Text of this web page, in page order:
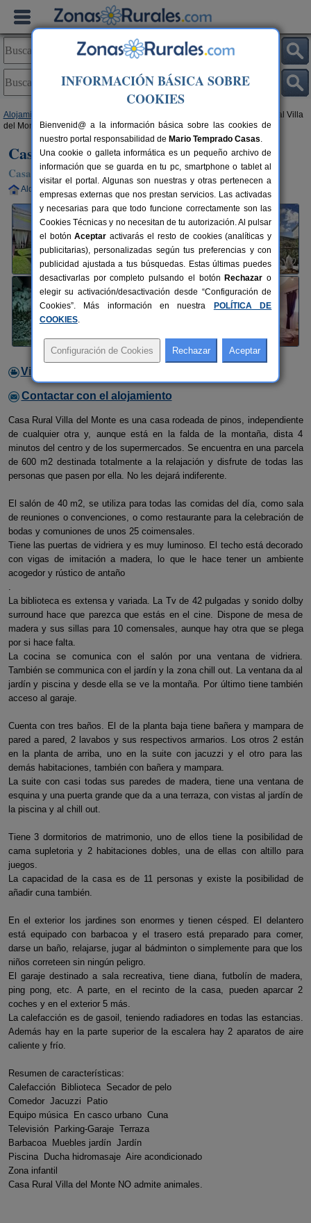
Alojamientos
> Casa Rural Villa
del Monte
Casa Rural Villa del Monte
Casa Rural en Navahermosa (Toledo)
Alquiler completo 47 km de Toledo
Video
Contactar con el alojamiento
Casa Rural Villa del Monte es una casa rodeada de pinos, independiente
de cualquier otra y, aunque está en la falda de la montaña, dista 4
minutos del centro y de los supermercados. Se encuentra en una parcela
de 600 m2 destinada totalmente a la relajación y disfrute de todas las
personas que pasen por ella. No les dejará indiferente.
El salón de 40 m2, se utiliza para todas las comidas del día, como sala
de reuniones o convenciones, o como restaurante para la celebración de
bodas y comuniones de unos 25 coimensales.
Tiene las puertas de vidriera y es muy luminoso. El techo está decorado
con vigas de imitación a madera, lo que le hace tener un ambiente
acogedor y rústico de antaño
.
La biblioteca es extensa y variada. La Tv de 42 pulgadas y sonido dolby
surround hace que parezca que estás en el cine. Dispone de mesa de
madera y sus sillas para 10 comensales, aunque hay otra que se plega
por si hace falta.
La cocina se comunica con el salón por una ventana de vidriera.
También se communica con el jardín y la zona chill out. La ventana da al
jardín y piscina y desde ella se ve la montaña. Por último tiene también
acceso al garaje.
Cuenta con tres baños. El de la planta baja tiene bañera y mampara de
pared a pared, 2 lavabos y sus respectivos armarios. Los otros 2 están
en la planta de arriba, uno en la suite con jacuzzi y el otro para las
demás habitaciones, también con bañera y mampara.
La suite con casi todas sus paredes de madera, tiene una ventana de
esquina y una puerta grande que da a una terraza, con vistas al jardín de
la piscina y al chill out.
Tiene 3 dormitorios de matrimonio, uno de ellos tiene la posibilidad de
cama supletoria y 2 habitaciones dobles, una de ellas con altillo para
juegos.
La capacidad de la casa es de 11 personas y existe la posibilidad de
añadir cuna también.
En el exterior los jardines son enormes y tienen césped. El delantero
está equipado con barbacoa y el trasero está preparado para comer,
darse un baño, relajarse, jugar al bádminton o simplemente para que los
niños correteen sin ningún peligro.
El garaje destinado a sala recreativa, tiene diana, futbolín de madera,
ping pong, etc. A parte, en el recinto de la casa, pueden aparcar 2
coches y en el exterior 5 más.
La calefacción es de gasoil, teniendo radiadores en todas las estancias.
Además hay en la parte superior de la escalera hay 2 aparatos de aire
caliente y frío.
Resumen de características:
Calefacción Biblioteca Secador de pelo
Comedor Jacuzzi Patio
Equipo música En casco urbano Cuna
Televisión Parking-Garaje Terraza
Barbacoa Muebles jardín Jardín
Piscina Ducha hidromasaje Aire acondicionado
Zona infantil
Casa Rural Villa del Monte NO admite animales.
INFORMACIÓN BÁSICA SOBRE
COOKIES
Bienvenid@ a la información básica sobre las cookies de
nuestro portal responsabilidad de Mario Temprado Casas.
Una cookie o galleta informática es un pequeño archivo de
información que se guarda en tu pc, smartphone o tablet al
visitar el portal. Algunas son nuestras y otras pertenecen a
empresas externas que nos prestan servicios. Las activadas
y necesarias para que todo funcione correctamente son las
Cookies Técnicas y no necesitan de tu autorización. Al pulsar
el botónAceptar activarás el resto de cookies (analíticas y
publicitarias), personalizadas según tus preferencias y con
publicidad ajustada a tus búsquedas. Estas últimas puedes
desactivarlas por completo pulsando el botón Rechazar o
elegir su activación/desactivación desde “Configuración de
Cookies”. Más información en nuestra
POLÍTICA DE
COOKIES.